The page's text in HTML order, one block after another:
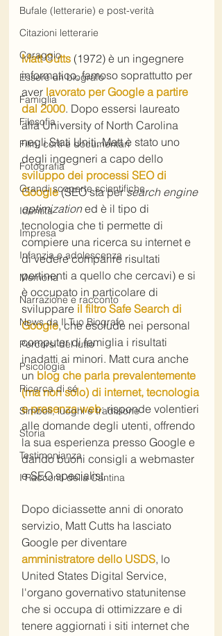
Bufale (letterarie) e post-verità
Citazioni letterarie
Coraggio
Essere un biografo
Famiglia
Filosofia
Film, corti e documentari
Fotografia
Grandi scoperte scientifiche
Identità
Impresa
Infanzia e adolescenza
Memoria
Narrazione e racconto
News da Il Tuo Biografo
Percorsi del lutto
Psicologia
Ricerca di sé
Simboli, luoghi e tradizione
Storia
Testimonianza
I Racconti della Cantina
Matt Cutts (1972) è un ingegnere
informatico, famoso soprattutto per
aver lavorato per Google a partire
dal 2000. Dopo essersi laureato
alla University of North Carolina
negli Stati Uniti, Matt è stato uno
degli ingegneri a capo dello
sviluppo dei processi SEO di
Google (SEO sta per search engine
optimization ed è il tipo di
tecnologia che ti permette di
compiere una ricerca su internet e
di vedere comparire risultati
pertinenti a quello che cercavi) e si
è occupato in particolare di
sviluppare il filtro Safe Search di
Google, che esclude nei personal
computer di famiglia i risultati
inadatti ai minori. Matt cura anche
un blog che parla prevalentemente
(ma non solo) di internet, tecnologia
e presenza web: risponde volentieri
alle domande degli utenti, offrendo
la sua esperienza presso Google e
dando buoni consigli a webmaster
e SEO specialist.
Dopo diciassette anni di onorato
servizio, Matt Cutts ha lasciato
Google per diventare
amministratore dello USDS, lo
United States Digital Service,
l'organo governativo statunitense
che si occupa di ottimizzare e di
tenere aggiornati i siti internet che